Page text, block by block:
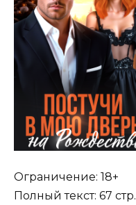
Ограничение: 18+
Полный текст: 67 стр.